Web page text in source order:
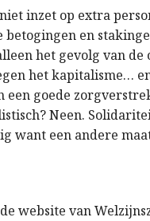
inzet op extra
betogingen en
het gevolg van
het kapitalisme…
een goede
Neen.
want een andere
website van